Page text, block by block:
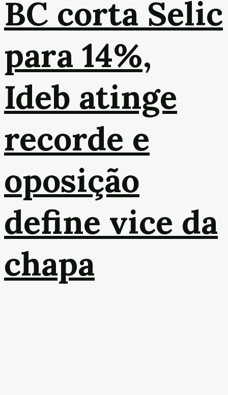
BC corta Selic
para 14%,
Ideb atinge
recorde e
oposição
define vice da
chapa